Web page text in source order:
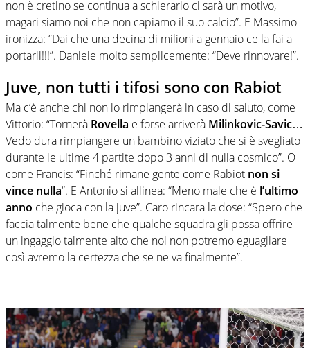
non è cretino se continua a schierarlo ci sarà un motivo,
magari siamo noi che non capiamo il suo calcio”. E Massimo
ironizza: “Dai che una decina di milioni a gennaio ce la fai a
portarli!!!”. Daniele molto semplicemente: “Deve rinnovare!”.
Juve, non tutti i tifosi sono con Rabiot
Ma c’è anche chi non lo rimpiangerà in caso di saluto, come
Vittorio: “Tornerà Rovella e forse arriverà Milinkovic-Savic…
Vedo dura rimpiangere un bambino viziato che si è svegliato
durante le ultime 4 partite dopo 3 anni di nulla cosmico”. O
come Francis: “Finché rimane gente come Rabiot non si
vince nulla“. E Antonio si allinea: “Meno male che è l’ultimo
anno che gioca con la juve”. Caro rincara la dose: “Spero che
faccia talmente bene che qualche squadra gli possa offrire
un ingaggio talmente alto che noi non potremo eguagliare
così avremo la certezza che se ne va finalmente”.